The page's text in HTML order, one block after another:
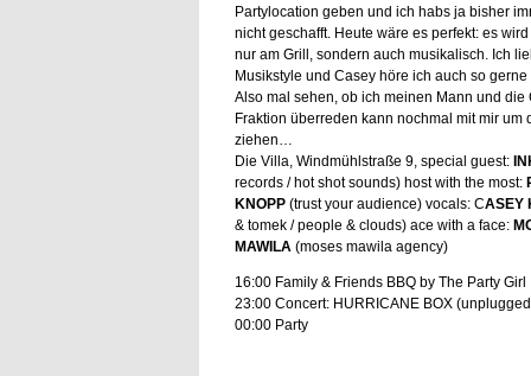
Partylocation geben und ich habs ja bisher
nicht geschafft. Heute wäre es perfekt: es
nur am Grill, sondern auch musikalisch. Ich
Musikstyle und Casey höre ich auch so gerne
Also mal sehen, ob ich meinen Mann und die
Fraktion überreden kann nochmal mit mir um
ziehen…
Die Villa, Windmühlstraße 9, special guest:
records / hot shot sounds) host with the most:
KNOPP(trust your audience) vocals: CASEY
& tomek / people & clouds) ace with a face:
MAWILA (moses mawila agency)
16:00 Family & Friends BBQ by The Party Girl
23:00 Concert: HURRICANE BOX
00:00 Party